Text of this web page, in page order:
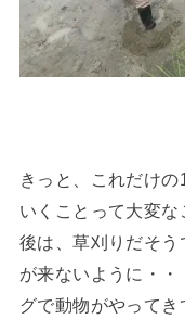
きっと、これだけ
いくことって大変
後は、草刈りだそ
が来ないように・
グで動物がやってき